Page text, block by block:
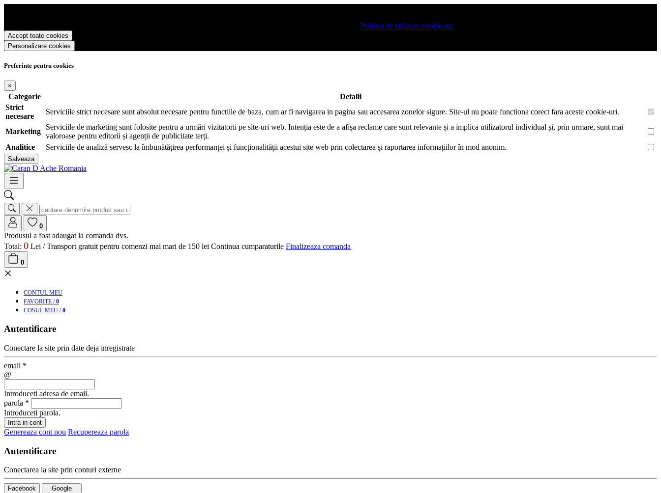
Politica de utilizare cookie-uri
Accept toate cookies
Personalizare cookies
Preferinte pentru cookies
×
Categorie
Detalii
Strict
necesare
Serviciile strict necesare sunt absolut necesare pentru functiile de baza, cum ar fi navigarea in pagina sau accesarea zonelor sigure. Site-ul nu poate functiona corect fara aceste cookie-uri.
Marketing
Serviciile de marketing sunt folosite pentru a urmări vizitatorii pe site-uri web. Intenția este de a afișa reclame care sunt relevante și a implica utilizatorul individual și, prin urmare, sunt mai
valoroase pentru editorii și agenții de publicitate terți.
Analitice
Serviciile de analiză servesc la îmbunătățirea performanței și funcționalității acestui site web prin colectarea și raportarea informațiilor în mod anonim.
Salveaza
0
Produsul a fost adaugat la comanda dvs.
Total: 0 Lei /Transport gratuit pentru comenzi mai mari de 150 lei Continua cumparaturile Finalizeaza comanda
0
×
CONTUL MEU
FAVORITE / 0
COSUL MEU / 0
Autentificare
Conectare la site prin date deja inregistrate
email *
@
Introduceti adresa de email.
parola *
Introduceti parola.
Intra in cont
Genereaza cont nou Recupereaza parola
Autentificare
Conectarea la site prin conturi externe
Facebook Google